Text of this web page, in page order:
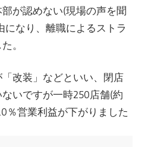
が認めない(現場の声を聞
になり、離職によるストラ
。
改装」などといい、閉店
いですが一時250店舗(約
％営業利益が下がりました